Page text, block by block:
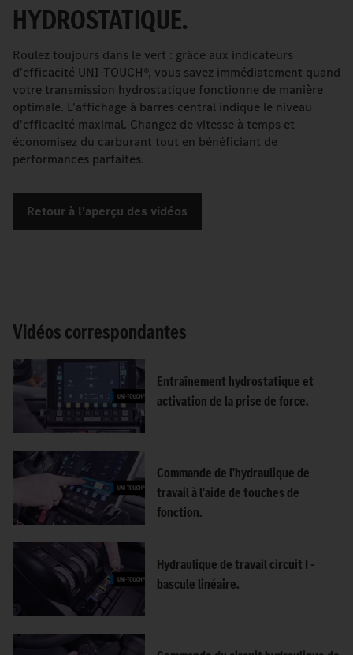
HYDROSTATIQUE.
Roulez toujours dans le vert : grâce aux indicateurs
d'efficacité UNI-TOUCH®, vous savez immédiatement quand
votre transmission hydrostatique fonctionne de manière
optimale. L'affichage à barres central indique le niveau
d'efficacité maximal. Changez de vitesse à temps et
économisez du carburant tout en bénéficiant de
performances parfaites.
Retour à l'aperçu des vidéos
Vidéos correspondantes
Entraînement hydrostatique et
activation de la prise de force.
Commande de l'hydraulique de
travail à l'aide de touches de
fonction.
Hydraulique de travail circuit I –
bascule linéaire.